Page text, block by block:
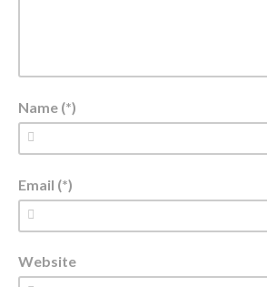
Name (*)
Email (*)
Website